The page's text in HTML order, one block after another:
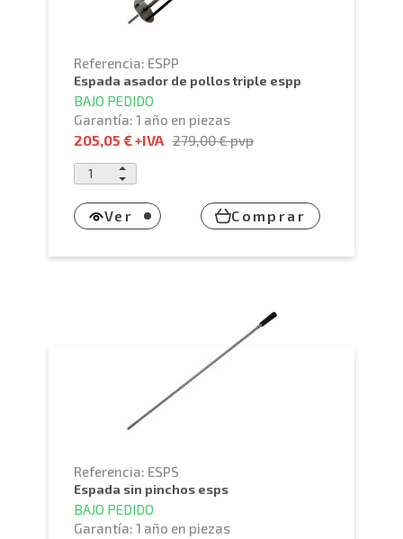
Referencia: ESPP
espada asador de pollos triple espp
BAJO PEDIDO
Garantía: 1 año en piezas
205,05 €+IVA 279,00 €pvp
Ver Comprar
Referencia: ESPS
espada sin pinchos esps
BAJO PEDIDO
Garantía: 1 año en piezas